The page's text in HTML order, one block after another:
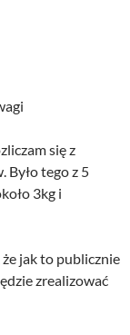
się z
tego z 5
3kg i
że jak to publicznie
zrealizować